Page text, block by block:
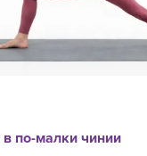
по-малки чинии